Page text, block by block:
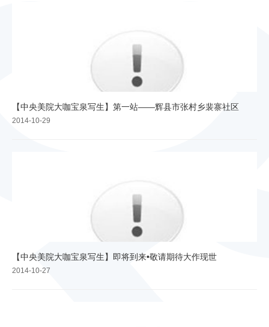
【中央美院大咖宝泉写生】第一站——辉县市张村乡裴寨社区
2014-10-29
【中央美院大咖宝泉写生】即将到来•敬请期待大作现世
2014-10-27